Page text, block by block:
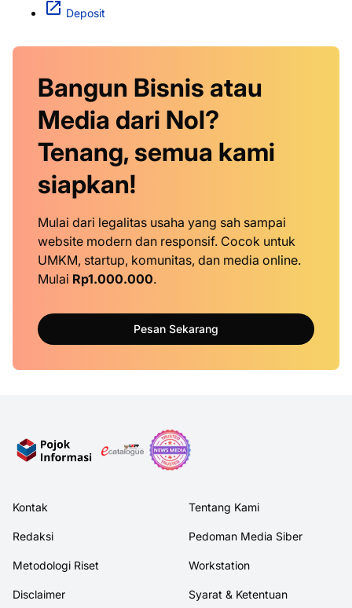
Deposit
Bangun Bisnis atau
Media dari Nol?
Tenang, semua kami
siapkan!
Mulai dari legalitas usaha yang sah sampai
website modern dan responsif. Cocok untuk
UMKM, startup, komunitas, dan media online.
Mulai Rp1.000.000.
Pesan Sekarang
Kontak Tentang Kami
Redaksi Pedoman Media Siber
Metodologi Riset Workstation
Disclaimer Syarat & Ketentuan